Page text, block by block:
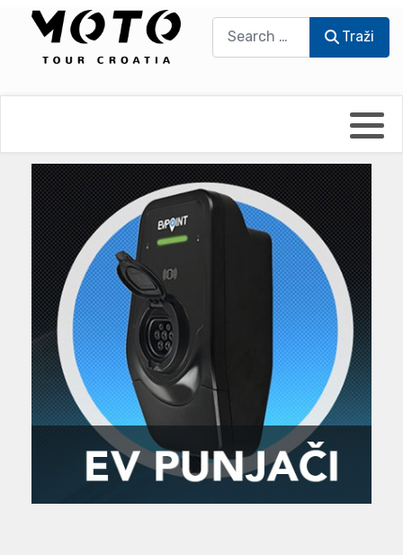
Traži
UmPaDrum
Moto servisi
Impressum
Damir Žerić - ELPASSO
Dario Dinter - Moto TOZ
Igor Kreč - UmPaDrum
Igor Kukec Brmbi
Slaven Gajdek
MTC - Moto Tour Croatia
Moto putopisi
Vikend vožnje
Zanimljivost
Najave i noviteti